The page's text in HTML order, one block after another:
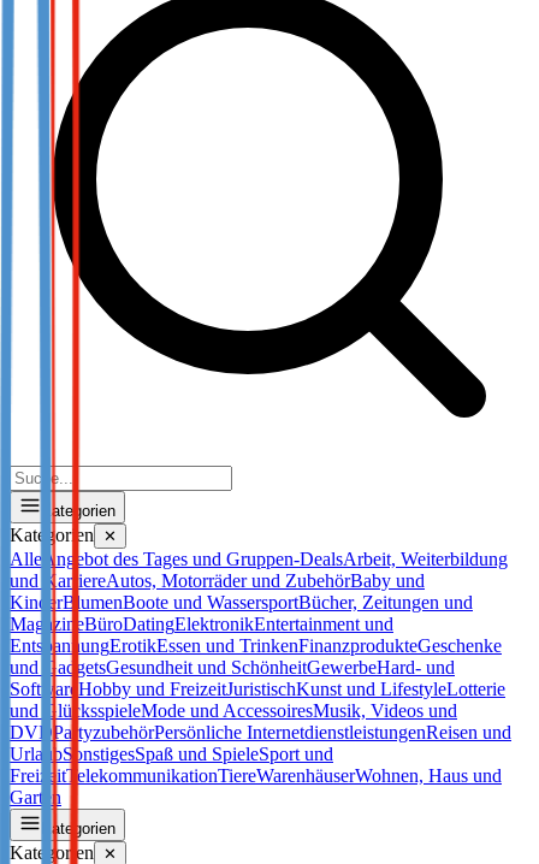
Kategorien
Kategorien ✕
Alle Angebot des Tages und Gruppen-DealsArbeit, Weiterbildung
und KarriereAutos, Motorräder und ZubehörBaby und
KinderBlumenBoote und WassersportBücher, Zeitungen und
MagazineBüroDatingElektronikEntertainment und
EntspannungErotikEssen und TrinkenFinanzprodukteGeschenke
und GadgetsGesundheit und SchönheitGewerbeHard- und
Software Hobby und FreizeitJuristischKunst und LifestyleLotterie
und GlücksspieleMode und AccessoiresMusik, Videos und
DVDPartyzubehörPersönliche InternetdienstleistungenReisen und
UrlaubSonstigesSpaß und SpieleSport und
FreizeitTelekommunikationTiereWarenhäuserWohnen, Haus und
Garten
Kategorien
Kategorien ✕